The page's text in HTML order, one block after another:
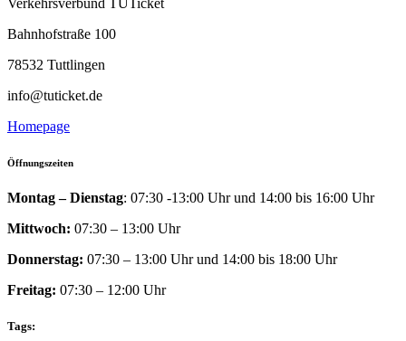
Bahnhofstraße 100
78532 Tuttlingen
info@tuticket.de
Homepage
Öffnungszeiten
Montag – Dienstag: 07:30 -13:00 Uhr und 14:00 bis 16:00 Uhr
Mittwoch: 07:30 – 13:00 Uhr
Donnerstag: 07:30 – 13:00 Uhr und 14:00 bis 18:00 Uhr
Freitag: 07:30 – 12:00 Uhr
Tags: